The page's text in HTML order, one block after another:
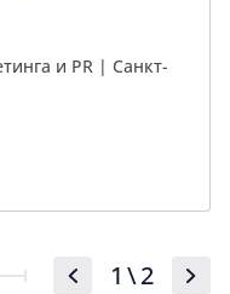
и PR | Cанкт-
1 \2